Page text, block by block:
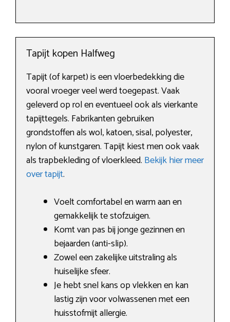
Tapijt kopen Halfweg
Tapijt (of karpet) is een vloerbedekking die
vooral vroeger veel werd toegepast. Vaak
geleverd op rol en eventueel ook als vierkante
tapijttegels. Fabrikanten gebruiken
grondstoffen als wol, katoen, sisal, polyester,
nylon of kunstgaren. Tapijt kiest men ook vaak
als trapbekleding of vloerkleed. Bekijk hier meer
over tapijt.
Voelt comfortabel en warm aan en
gemakkelijk te stofzuigen.
Komt van pas bij jonge gezinnen en
bejaarden (anti-slip).
Zowel een zakelijke uitstraling als
huiselijke sfeer.
Je hebt snel kans op vlekken en kan
lastig zijn voor volwassenen met een
huisstofmijt allergie.